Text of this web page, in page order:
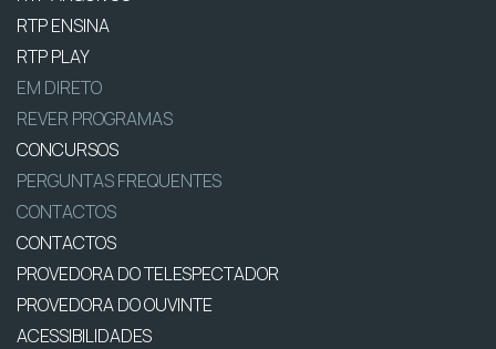
RTP ENSINA
RTP PLAY
EM DIRETO
REVER PROGRAMAS
CONCURSOS
PERGUNTAS FREQUENTES
CONTACTOS
CONTACTOS
PROVEDORA DO TELESPECTADOR
PROVEDORA DO OUVINTE
ACESSIBILIDADES